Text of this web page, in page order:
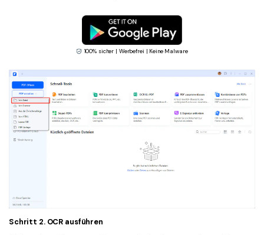
100% sicher | Werbefrei | Keine Malware
Schritt 2. OCR ausführen